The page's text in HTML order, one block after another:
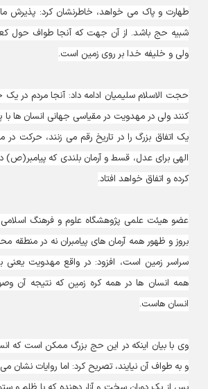
طهارت و پاک می خواهد، خاطرنشان کرد: پذیرش ما
شبیه حج باشد. از آن جهت که آنجا طواف حول
ولی و خلیفه خدا بر روی زمین است.
حجت الاسلام سلیمیان ادامه داد: آنجا مردم در
کنند ولی در مهدویت در مقیاسی جهانی انسان ها با
یک اتفاق بزرگ را در تاریخ رقم می زنند، حرکت در
الهی برای عدل، قسط و آرمان بلندی که پیامبر(ص)
کرده و اتفاق خواهد افتاد.
عضو هیئت علمی پژوهشگاه علوم و فرهنگ اسلامی
بروز و ظهور همه آرمان های پیامبران نه در منطقه
سراسر زمین است، افزود: در واقع مهدویت یعنی
همه انسان ها در همه کره زمین که نتیجه آن
انسان هاست.
وی با بیان اینکه در این حج بزرگ ممکن است که
و به طواف آن نیایند، تصریح کرد: اما روایات نشان